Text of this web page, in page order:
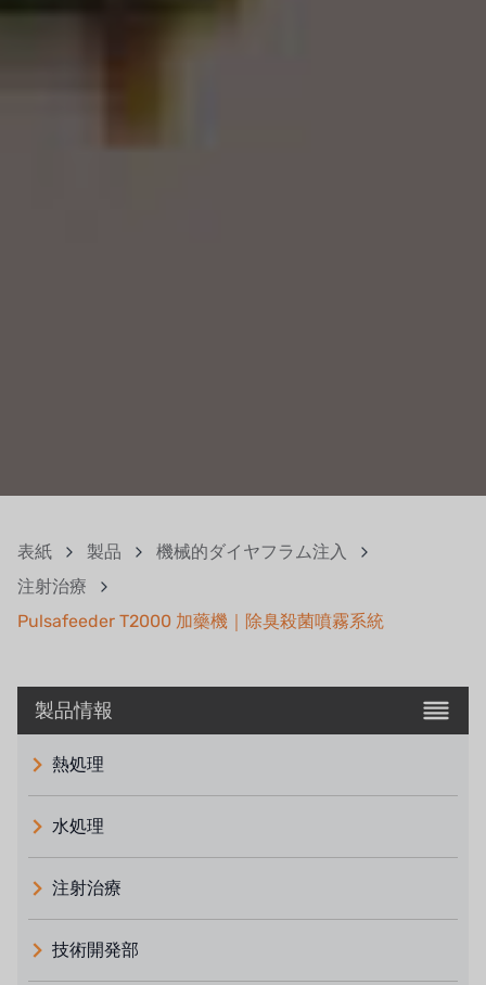
表紙 製品
機械的ダイヤフラム注入
注射治療
Pulsafeeder T2000 加藥機｜除臭殺菌噴霧系統
製品情報
熱処理
水処理
注射治療
技術開発部